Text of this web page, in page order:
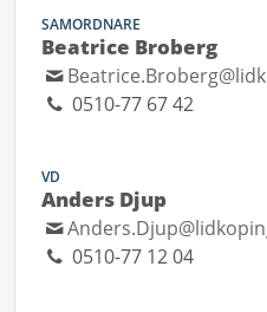
SAMORDNARE
Beatrice Broberg
0510-77 67 42
VD
Anders Djup
0510-77 12 04